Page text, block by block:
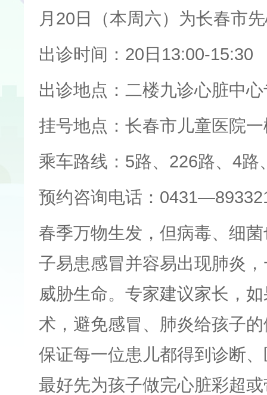
月20日（本周六）为长春市
出诊时间：20日13:00-15:30
出诊地点：二楼九诊心脏中
挂号地点：长春市儿童医院
乘车路线：5路、226路、4
预约咨询电话：
春季万物生发，但病毒、细
子易患感冒并容易出现肺炎
威胁生命。专家建议家长，
术，避免感冒、肺炎给孩子
保证每一位患儿都得到诊断
最好先为孩子做完心脏彩超